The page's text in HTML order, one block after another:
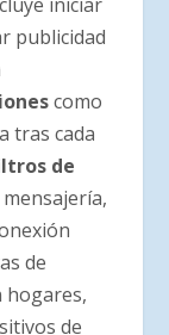
publicidad
como
tras cada
de
de
hogares,
de